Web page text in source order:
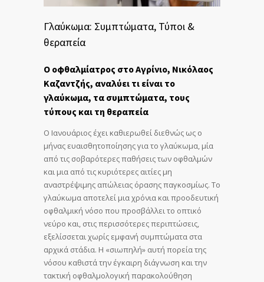
Γλαύκωμα: Συμπτώματα, Τύποι &
θεραπεία
Ο οφθαλμίατρος στο Αγρίνιο, Νικόλαος
Καζαντζής, αναλύει τι είναι το
γλαύκωμα, τα συμπτώματα, τους
τύπους και τη θεραπεία
Ο Ιανουάριος έχει καθιερωθεί διεθνώς ως ο
μήνας ευαισθητοποίησης για το γλαύκωμα, μία
από τις σοβαρότερες παθήσεις των οφθαλμών
και μια από τις κυριότερες αιτίες μη
αναστρέψιμης απώλειας όρασης παγκοσμίως. Το
γλαύκωμα αποτελεί μια χρόνια και προοδευτική
οφθαλμική νόσο που προσβάλλει το οπτικό
νεύρο και, στις περισσότερες περιπτώσεις,
εξελίσσεται χωρίς εμφανή συμπτώματα στα
αρχικά στάδια. Η «σιωπηλή» αυτή πορεία της
νόσου καθιστά την έγκαιρη διάγνωση και την
τακτική οφθαλμολογική παρακολούθηση